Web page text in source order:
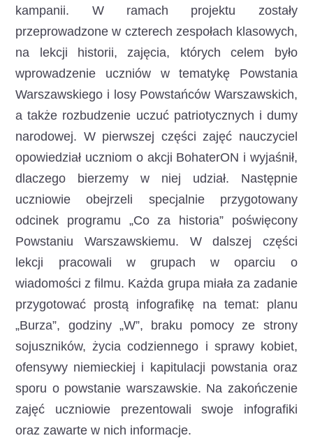
kampanii. W ramach projektu zostały
przeprowadzone w czterech zespołach klasowych,
na lekcji historii, zajęcia, których celem było
wprowadzenie uczniów w tematykę Powstania
Warszawskiego i losy Powstańców Warszawskich,
a także rozbudzenie uczuć patriotycznych i dumy
narodowej. W pierwszej części zajęć nauczyciel
opowiedział uczniom o akcji BohaterON i wyjaśnił,
dlaczego bierzemy w niej udział. Następnie
uczniowie obejrzeli specjalnie przygotowany
odcinek programu „Co za historia” poświęcony
Powstaniu Warszawskiemu. W dalszej części
lekcji pracowali w grupach w oparciu o
wiadomości z filmu. Każda grupa miała za zadanie
przygotować prostą infografikę na temat: planu
„Burza”, godziny „W”, braku pomocy ze strony
sojuszników, życia codziennego i sprawy kobiet,
ofensywy niemieckiej i kapitulacji powstania oraz
sporu o powstanie warszawskie. Na zakończenie
zajęć uczniowie prezentowali swoje infografiki
oraz zawarte w nich informacje.